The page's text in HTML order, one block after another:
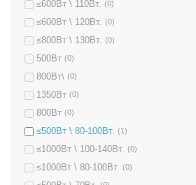
≤600Вт \ 110Вт. (0)
≤600Вт \ 120Вт. (0)
≤800Вт \ 130Вт. (0)
500Вт (0)
800Вт\ (0)
1350Вт (0)
800Вт (0)
≤500Вт \ 80-100Вт. (1)
≤1000Вт \ 100-140Вт. (0)
≤1000Вт \ 80-100Вт. (0)